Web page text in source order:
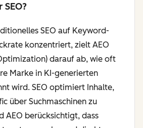
SEO auf Keyword-
konzentriert, zielt AEO
darauf ab, wie oft
Marke in KI-generierten
wird. SEO optimiert Inhalte,
über Suchmaschinen zu
AEO berücksichtigt, dass